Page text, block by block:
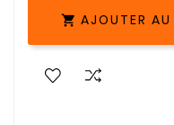
 AJOUTER AU